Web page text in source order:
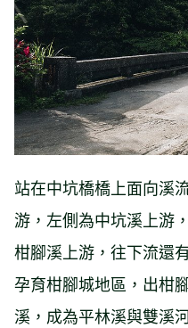
站在中坑橋橋上面向溪
游，左側為中坑溪上游
柑腳溪上游，往下流還
孕育柑腳城地區，出柑
溪，成為平林溪與雙溪